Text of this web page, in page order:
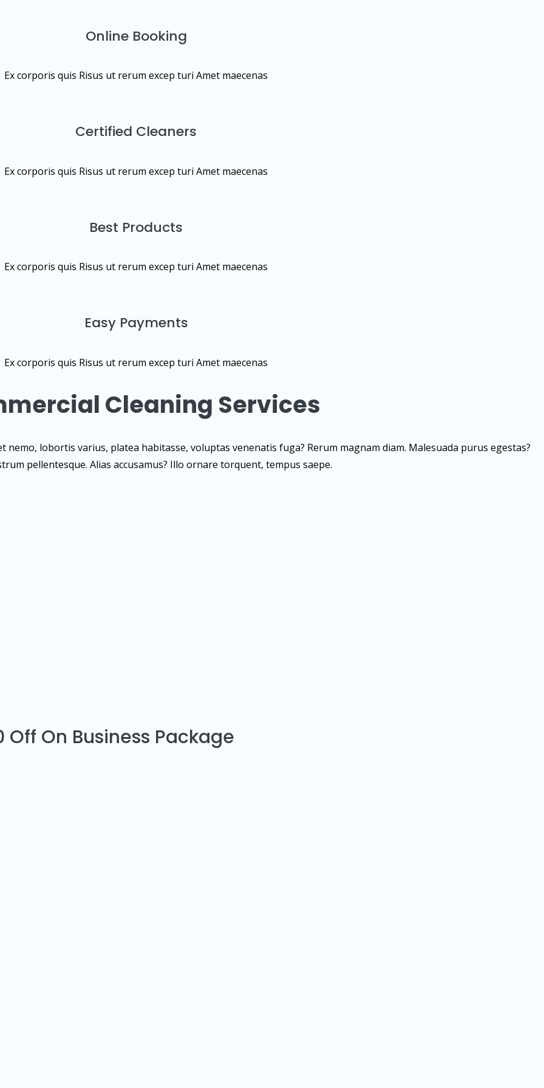
Online Booking
Ex corporis quis Risus ut rerum excep turi Amet maecenas
Certified Cleaners
Ex corporis quis Risus ut rerum excep turi Amet maecenas
Best Products
Ex corporis quis Risus ut rerum excep turi Amet maecenas
Easy Payments
Ex corporis quis Risus ut rerum excep turi Amet maecenas
Cleaning Services
lobortis varius, platea habitasse, voluptas venenatis fuga? Rerum magnam diam. Malesuada purus egestas?
pellentesque. Alias accusamus? Illo ornare torquent, tempus saepe.
On Business Package